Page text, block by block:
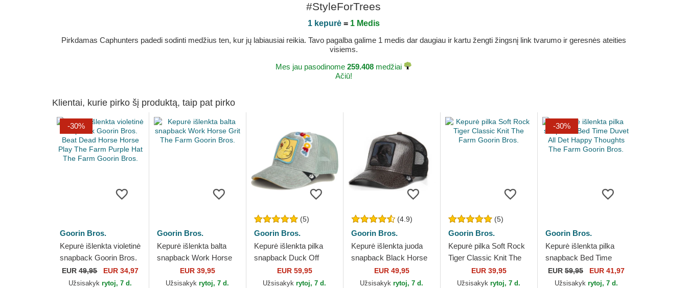
#StyleForTrees
1 kepurė= 1 Medis
Pirkdamas Caphunters padedi sodinti medžius ten, kur jų labiausiai reikia. Tavo pagalba galime 1 medis dar daugiau ir kartu žengti žingsnį link tvarumo ir geresnės ateities
visiems.
Mes jau pasodinome 259.408 medžiai
Ačiū!
Klientai, kurie pirko šį produktą, taip pat pirko
-30%
Goorin Bros.
Kepurė išlenkta violetinė
snapback Goorin Bros.
Beat Dead Horse Horse
Play The Farm Purple
EUR49,95 EUR 34,97
Užsisakykrytoj, 7 d.
Goorin Bros.
Kepurė išlenkta balta
snapback Work Horse
Grit The Farm Goorin
Bros.
EUR 39,95
Užsisakykrytoj, 7 d.
(5)
Goorin Bros.
Kepurė išlenkta pilka
snapback Duck Off
Ducking Autocorrect
Happy Thoughts The
EUR 59,95
Užsisakykrytoj, 7 d.
(4.9)
Goorin Bros.
Kepurė išlenkta juoda
snapback Black Horse
The Farm Goorin Bros.
EUR 49,95
Užsisakykrytoj, 7 d.
(5)
Goorin Bros.
Kepurė pilka Soft Rock
Tiger Classic Knit The
Farm Goorin Bros.
EUR 39,95
Užsisakykrytoj, 7 d.
-30%
Goorin Bros.
Kepurė išlenkta pilka
snapback Bed Time
Duvet All Det Happy
Thoughts The Farm
EUR 59,95 EUR 41,97
Užsisakyk rytoj, 7 d.